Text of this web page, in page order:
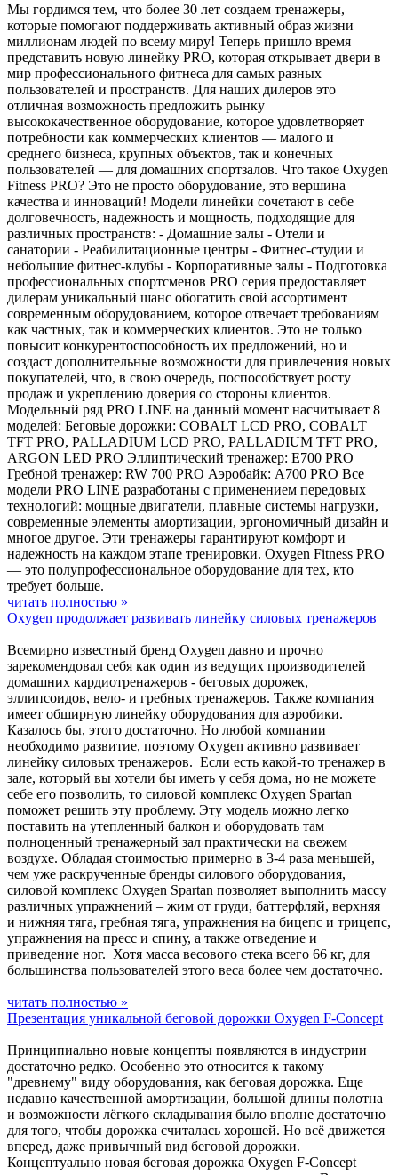
Мы гордимся тем, что более 30 лет создаем тренажеры,
которые помогают поддерживать активный образ жизни
миллионам людей по всему миру! Теперь пришло время
представить новую линейку PRO, которая открывает двери в
мир профессионального фитнеса для самых разных
пользователей и пространств. Для наших дилеров это
отличная возможность предложить рынку
высококачественное оборудование, которое удовлетворяет
потребности как коммерческих клиентов — малого и
среднего бизнеса, крупных объектов, так и конечных
пользователей — для домашних спортзалов. Что такое Oxygen
Fitness PRO? Это не просто оборудование, это вершина
качества и инноваций! Модели линейки сочетают в себе
долговечность, надежность и мощность, подходящие для
различных пространств: - Домашние залы - Отели и
санатории - Реабилитационные центры - Фитнес-студии и
небольшие фитнес-клубы - Корпоративные залы - Подготовка
профессиональных спортсменов PRO серия предоставляет
дилерам уникальный шанс обогатить свой ассортимент
современным оборудованием, которое отвечает требованиям
как частных, так и коммерческих клиентов. Это не только
повысит конкурентоспособность их предложений, но и
создаст дополнительные возможности для привлечения новых
покупателей, что, в свою очередь, поспособствует росту
продаж и укреплению доверия со стороны клиентов.
Модельный ряд PRO LINE на данный момент насчитывает 8
моделей: Беговые дорожки: COBALT LCD PRO, COBALT
TFT PRO, PALLADIUM LCD PRO, PALLADIUM TFT PRO,
ARGON LED PRO Эллиптический тренажер: E700 PRO
Гребной тренажер: RW 700 PRO Аэробайк: A700 PRO Все
модели PRO LINE разработаны с применением передовых
технологий: мощные двигатели, плавные системы нагрузки,
современные элементы амортизации, эргономичный дизайн и
многое другое. Эти тренажеры гарантируют комфорт и
надежность на каждом этапе тренировки. Oxygen Fitness PRO
— это полупрофессиональное оборудование для тех, кто
требует больше.
читать полностью »
Oxygen продолжает развивать линейку силовых тренажеров
Всемирно известный бренд Oxygen давно и прочно
зарекомендовал себя как один из ведущих производителей
домашних кардиотренажеров - беговых дорожек,
эллипсоидов, вело- и гребных тренажеров. Также компания
имеет обширную линейку оборудования для аэробики.
Казалось бы, этого достаточно. Но любой компании
необходимо развитие, поэтому Oxygen активно развивает
линейку силовых тренажеров. Если есть какой-то тренажер в
зале, который вы хотели бы иметь у себя дома, но не можете
себе его позволить, то силовой комплекс Oxygen Spartan
поможет решить эту проблему. Эту модель можно легко
поставить на утепленный балкон и оборудовать там
полноценный тренажерный зал практически на свежем
воздухе. Обладая стоимостью примерно в 3-4 раза меньшей,
чем уже раскрученные бренды силового оборудования,
силовой комплекс Oxygen Spartan позволяет выполнить массу
различных упражнений – жим от груди, баттерфляй, верхняя
и нижняя тяга, гребная тяга, упражнения на бицепс и трицепс,
упражнения на пресс и спину, а также отведение и
приведение ног. Хотя масса весового стека всего 66 кг, для
большинства пользователей этого веса более чем достаточно.
читать полностью »
Презентация уникальной беговой дорожки Oxygen F-Concept
Принципиально новые концепты появляются в индустрии
достаточно редко. Особенно это относится к такому
"древнему" виду оборудования, как беговая дорожка. Еще
недавно качественной амортизации, большой длины полотна
и возможности лёгкого складывания было вполне достаточно
для того, чтобы дорожка считалась хорошей. Но всё движется
вперед, даже привычный вид беговой дорожки.
Концептуально новая беговая дорожка Oxygen F-Concept